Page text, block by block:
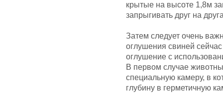
крытые на высоте 1,8м
запрыгивать друг на
Затем следует очень
оглушения свиней
оглушение с
В первом случае
специальную камеру, в
глубину в герметичную